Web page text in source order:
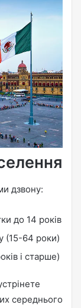
дзвону:
до 14 років
(15-64 роки)
і старше)
середнього